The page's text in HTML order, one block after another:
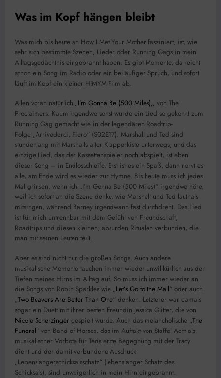
Was im Kopf hängen bleibt
Was mich bis heute an How I Met Your Mother fasziniert, ist, wie
sehr sich bestimmte Szenen, Lieder oder Running Gags in mein
Alltagsgedächtnis eingebrannt haben. Es gibt Momente, da reicht
schon ein Song im Radio oder ein beiläufiger Spruch, und sofort
läuft im Kopf ein kleiner HIMYM-Film ab.
Allen voran natürlich „I’m Gonna Be (500 Miles)„ von The
Proclaimers. Kaum irgendwo sonst wurde ein Lied so gekonnt zum
Running Gag gemacht wie in der legendären Roadtrip-
Folge „Arrivederci, Fiero“ (S02E17). Marshall und Ted sind
stundenlang mit Marshalls alter Klapperkiste unterwegs, und das
einzige Lied, das der Kassettenspieler noch abspielt, ist eben
dieser Song – in Endlosschleife. Erst ist es ein Spaß, dann nervt es
alle, am Ende wird es wieder zur Hymne. Bis heute muss ich jedes
Mal grinsen, wenn ich „I’m Gonna Be (500 Miles)“ irgendwo höre,
weil ich sofort an die Szene denke, wie Marshall und Ted lauthals
mitsingen, während Barney irgendwann fast durchdreht. Das Lied
ist für mich untrennbar mit dem Gefühl von Freundschaft,
Roadtrips und diesen kleinen, absurden Ritualen verbunden, die
man mit seinen Leuten teilt.
Aber es sind nicht nur die großen Songs. Auch andere
musikalische Momente tauchen immer wieder unwillkürlich aus den
Tiefen meines Hirns im Alltag auf. So muss ich immer wieder an
die Songs von Robin Sparkles wie „Let’s Go to the Mall“ oder auch
„Two Beavers Are Better Than One“ denken. Letzterer war damals
sogar ein Duett mit ihrer besten Freundin Jessica Glitter, die von
Nicole Scherzinger gespielt wurde. Auch das melancholische „The
Funeral“ von Band of Horses, das im Auftakt von Staffel Acht als
musikalischer Vorbote für Teds erste Begegnung mit der Tracy
dient und der damit verbundene Ausdruck
„Lebenslangerschicksalsschatz“ (lebenslanger Schatz des
Schicksals), sind unweigerlich in mein Hirn eingebrannt.